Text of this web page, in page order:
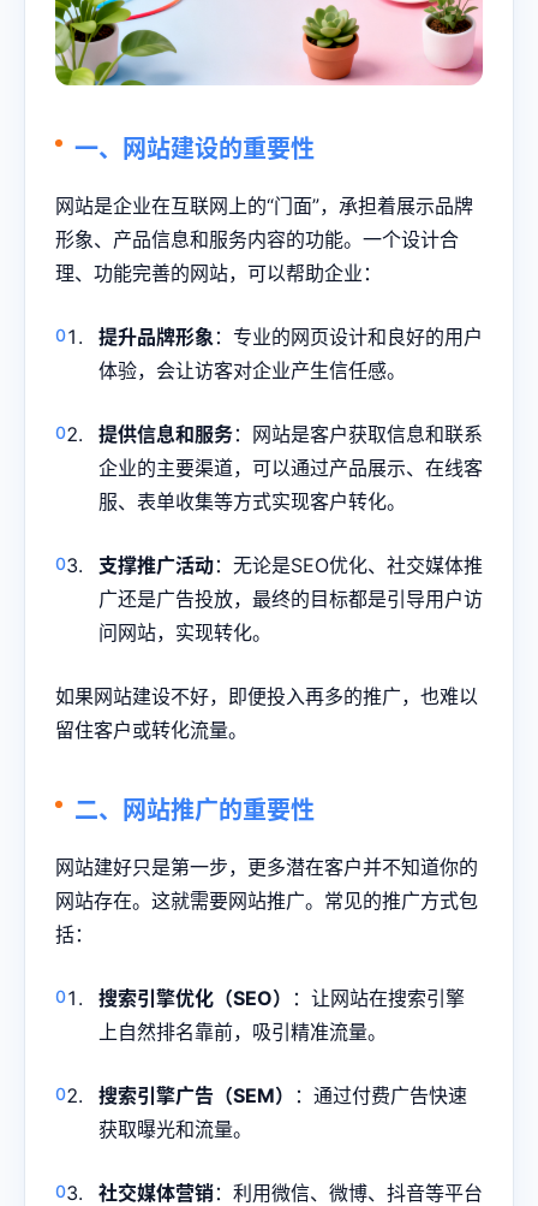
一、网站建设的重要性
网站是企业在互联网上的“门面”，承担着展示品牌
形象、产品信息和服务内容的功能。一个设计合
理、功能完善的网站，可以帮助企业：
提升品牌形象：专业的网页设计和良好的用户
体验，会让访客对企业产生信任感。
提供信息和服务：网站是客户获取信息和联系
企业的主要渠道，可以通过产品展示、在线客
服、表单收集等方式实现客户转化。
支撑推广活动：无论是SEO优化、社交媒体推
广还是广告投放，最终的目标都是引导用户访
问网站，实现转化。
如果网站建设不好，即便投入再多的推广，也难以
留住客户或转化流量。
二、网站推广的重要性
网站建好只是第一步，更多潜在客户并不知道你的
网站存在。这就需要网站推广。常见的推广方式包
括：
搜索引擎优化（SEO）
：让网站在搜索引擎
上自然排名靠前，吸引精准流量。
搜索引擎广告（SEM）
：通过付费广告快速
获取曝光和流量。
社交媒体营销：利用微信、微博、抖音等平台